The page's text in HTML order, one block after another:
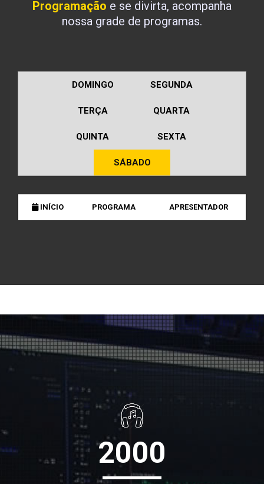
Programação e se divirta, acompanha
nossa grade de programas.
DOMINGO SEGUNDA
TERÇA QUARTA
QUINTA SEXTA
SÁBADO
INÍCIO PROGRAMA APRESENTADOR
2000